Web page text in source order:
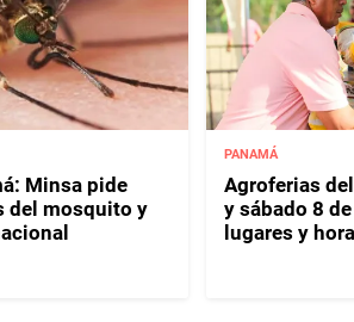
Minsa pide
del mosquito y
PANAMÁ
Agroferias
y sábado 8
lugares y